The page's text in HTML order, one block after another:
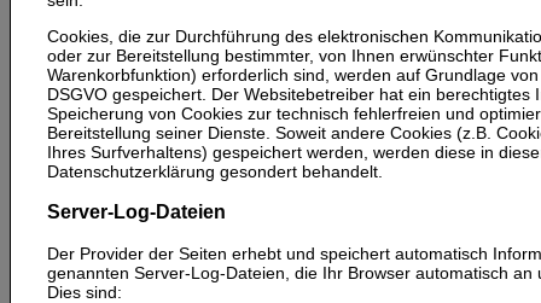
Cookies, die zur Durchführung des elektronischen
oder zur Bereitstellung bestimmter, von Ihnen erwünschter
Warenkorbfunktion) erforderlich sind, werden auf Grundlage
DSGVO gespeichert. Der Websitebetreiber hat ein berechtigtes
Speicherung von Cookies zur technisch fehlerfreien und
Bereitstellung seiner Dienste. Soweit andere Cookies (z.B.
Ihres Surfverhaltens) gespeichert werden, werden diese in
Datenschutzerklärung gesondert behandelt.
Server-Log-Dateien
Der Provider der Seiten erhebt und speichert automatisch
genannten Server-Log-Dateien, die Ihr Browser automatisch an
Dies sind: